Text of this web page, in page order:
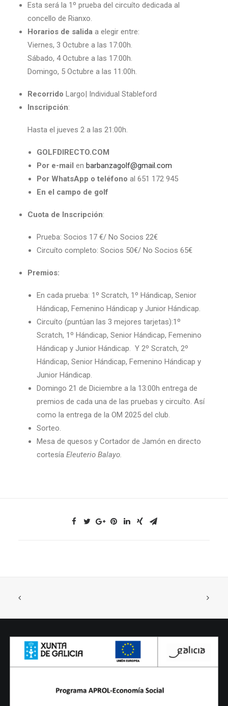
Esta será la 1º prueba del circuíto dedicada al
concello de Rianxo.
Horarios de salida a elegir entre:
Viernes, 3 Octubre a las 17:00h.
Sábado, 4 Octubre a las 17:00h.
Domingo, 5 Octubre a las 11:00h.
Recorrido Largo| Individual Stableford
Inscripción:
Hasta el jueves 2 a las 21:00h.
GOLFDIRECTO.COM
Por e-mail en barbanzagolf@gmail.com
Por WhatsApp o teléfono al 651 172 945
En el campo de golf
Cuota de Inscripción:
Prueba: Socios 17 €/ No Socios 22€
Circuíto completo: Socios 50€/ No Socios 65€
Premios:
En cada prueba: 1º Scratch, 1º Hándicap, Senior
Hándicap, Femenino Hándicap y Junior Hándicap.
Circuíto (puntúan las 3 mejores tarjetas):1º
Scratch, 1º Hándicap, Senior Hándicap, Femenino
Hándicap y Junior Hándicap. Y 2º Scratch, 2º
Hándicap, Senior Hándicap, Femenino Hándicap y
Junior Hándicap.
Domingo 21 de Diciembre a la 13:00h entrega de
premios de cada una de las pruebas y circuíto. Así
como la entrega de la OM 2025 del club.
Sorteo.
Mesa de quesos y Cortador de Jamón en directo
cortesía Eleuterio Balayo.